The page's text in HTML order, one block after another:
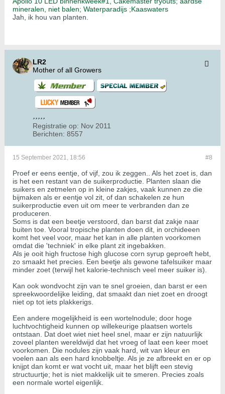
mineralen, niet balen; Waterparadijs ;Kaaswaters
Jah, ik hou van planten.
LR2
Mother of all Growers
Registratie op: Nov 2011
Berichten: 8557
#8
15 September 2021, 18:56
Proef er eens eentje, of vijf, zou ik zeggen.. Als het zoet is, dan
is het een restant van de suikerproductie. Planten slaan die
suikers en zetmelen op in kleine zakjes, vaak kunnen ze die
bijmaken als er eentje vol zit, of dan schakelen ze hun
suikerproductie even uit om meer te verbranden dan ze
produceren.
Soms is dat een beetje verstoord, dan barst dat zakje naar
buiten toe. Vooral tropische planten doen dit, in orchideeen
komt het veel voor, maar het kan in alle planten voorkomen
omdat die 'techniek' in elke plant zit ingebakken.
Als je ooit high fructose high glucose corn syrup geproeft hebt,
zo smaakt het precies. Een beetje als gewone tafelsuiker maar
minder zoet (terwijl het kalorie-technisch veel meer suiker is).
Kan ook wondvocht zijn van te snel groeien, dan barst er een
spreekwoordelijke leiding, dat smaakt dan niet zoet en droogt
niet op tot iets plakkerigs.
Een andere mogelijkheid is een wortelnodule; door hoge
luchtvochtigheid kunnen op willekeurige plaatsen wortels
ontstaan. Dat doet wiet niet heel snel, maar er zijn natuurlijk
zoveel planten wereldwijd dat het vroeg of laat een keer moet
voorkomen. Die nodules zijn vaak hard, wit van kleur en
voelen aan als een hard knobbeltje. Als je ze afbreekt en er op
knijpt dan komt er wat vocht uit, maar het blijft een stevig
structuurtje; het is niet makkelijk uit te smeren. Precies zoals
een normale wortel eigenlijk.